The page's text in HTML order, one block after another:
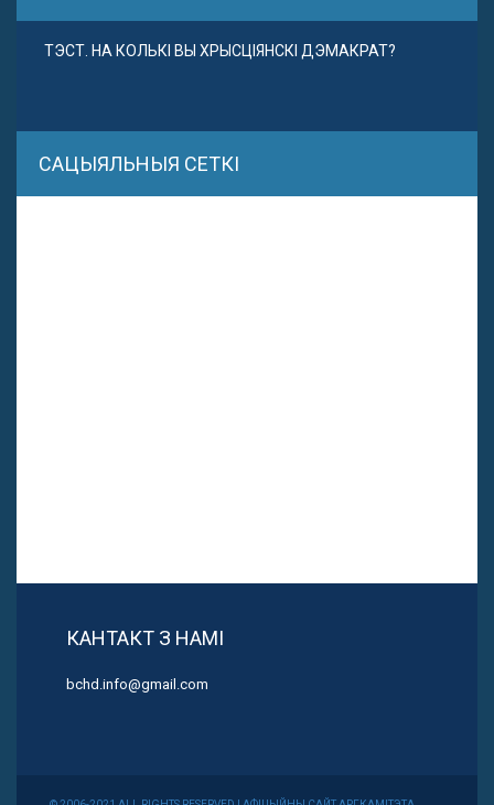
ТЭСТ. НА КОЛЬКІ ВЫ ХРЫСЦІЯНСКІ ДЭМАКРАТ?
САЦЫЯЛЬНЫЯ СЕТКІ
КАНТАКТ З НАМІ
bchd.info@gmail.com